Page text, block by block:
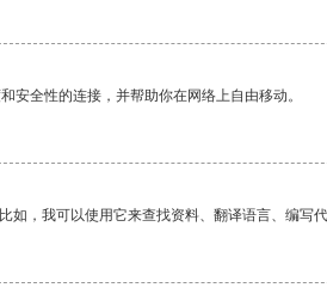
安全性的连接，并帮助你在网络上自由移动。
，我可以使用它来查找资料、翻译语言、编写代